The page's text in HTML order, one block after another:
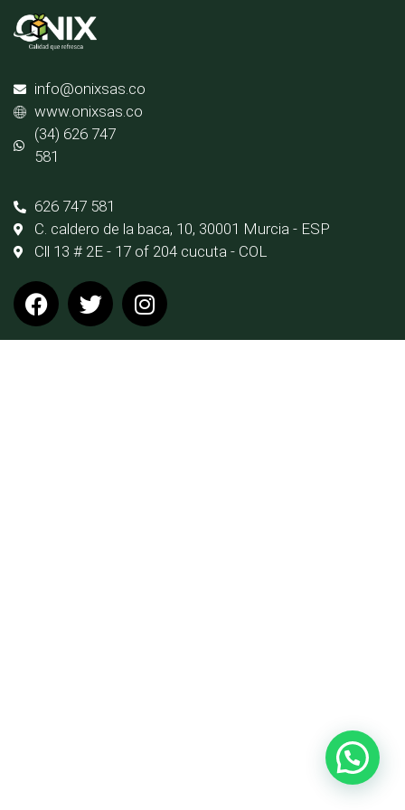
info@onixsas.co
www.onixsas.co
(34) 626 747
581
626 747 581
C. caldero de la baca, 10, 30001 Murcia - ESP
Cll 13 # 2E - 17 of 204 cucuta - COL